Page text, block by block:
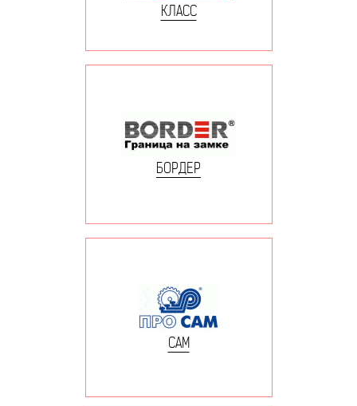
КЛАСС
БОРДЕР
САМ